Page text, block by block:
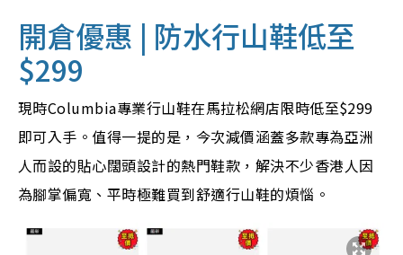
開倉優惠 | 防水行山鞋低至
$299
現時Columbia專業行山鞋在馬拉松網店限時低至$299
即可入手。值得一提的是，今次減價涵蓋多款專為亞洲
人而設的貼心闊頭設計的熱門鞋款，解決不少香港人因
為腳掌偏寬、平時極難買到舒適行山鞋的煩惱。